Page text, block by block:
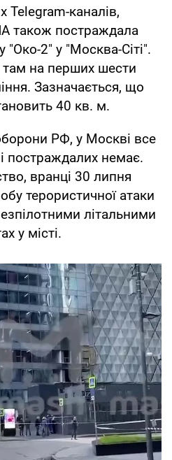
Telegram-каналів,
також постраждала
"Око-2" у "Москва-Cіті".
на перших шести
Зазначається, що
40 кв. м.
РФ, у Москві все
постраждалих немає.
вранці 30 липня
терористичної атаки
літальними
у місті.